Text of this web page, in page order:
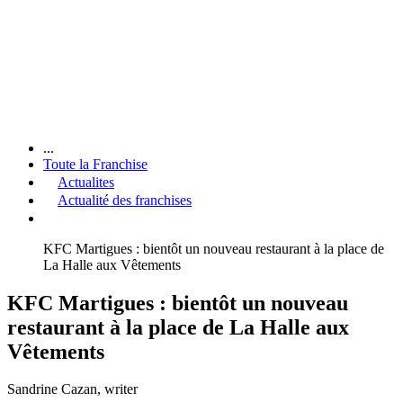
...
Toute la Franchise
Actualites
Actualité des franchises
KFC Martigues : bientôt un nouveau restaurant à la place de
La Halle aux Vêtements
KFC Martigues : bientôt un nouveau
restaurant à la place de La Halle aux
Vêtements
Sandrine Cazan, writer